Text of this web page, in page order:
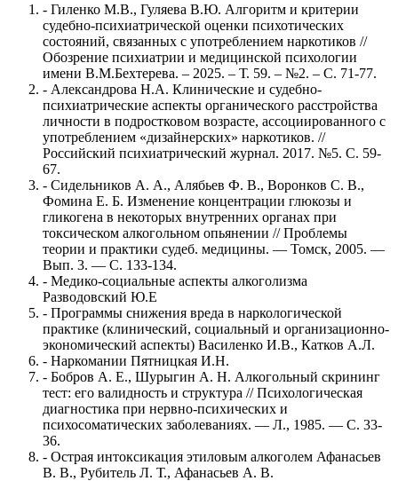
- Гиленко М.В., Гуляева В.Ю. Алгоритм и критерии
судебно-психиатрической оценки психотических
состояний, связанных с употреблением наркотиков //
Обозрение психиатрии и медицинской психологии
имени В.М.Бехтерева. – 2025. – Т. 59. – №2. – С. 71-77.
- Александрова Н.А. Клинические и судебно-
психиатрические аспекты органического расстройства
личности в подростковом возрасте, ассоциированного с
употреблением «дизайнерских» наркотиков. //
Российский психиатрический журнал. 2017. №5. С. 59-
67.
- Сидельников А. А., Алябьев Ф. В., Воронков С. В.,
Фомина Е. Б. Изменение концентрации глюкозы и
гликогена в некоторых внутренних органах при
токсическом алкогольном опьянении // Проблемы
теории и практики судеб. медицины. — Томск, 2005. —
Вып. 3. — С. 133-134.
- Медико-социальные аспекты алкоголизма
Разводовский Ю.Е
- Программы снижения вреда в наркологической
практике (клинический, социальный и организационно-
экономический аспекты) Василенко И.В., Катков А.Л.
- Наркомании Пятницкая И.Н.
- Бобров А. Е., Шурыгин А. Н. Алкогольный скрининг
тест: его валидность и структура // Психологическая
диагностика при нервно-психических и
психосоматических заболеваниях. — Л., 1985. — С. 33-
36.
- Острая интоксикация этиловым алкоголем Афанасьев
В. В., Рубитель Л. Т., Афанасьев А. В.